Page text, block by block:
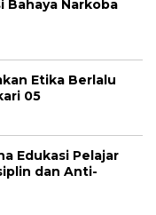
Bahaya Narkoba
Etika Berlalu
05
Edukasi Pelajar
dan Anti-